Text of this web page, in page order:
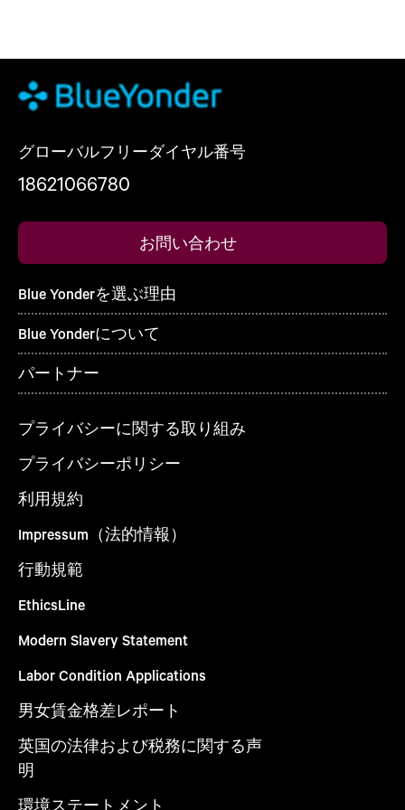
グローバルフリーダイヤル番号
18621066780
お問い合わせ
Blue Yonderを選ぶ理由
Blue Yonderについて
パートナー
プライバシーに関する取り組み
プライバシーポリシー
利用規約
Impressum（法的情報）
行動規範
EthicsLine
Modern Slavery Statement
Labor Condition Applications
男女賃金格差レポート
英国の法律および税務に関する声
明
環境ステートメント